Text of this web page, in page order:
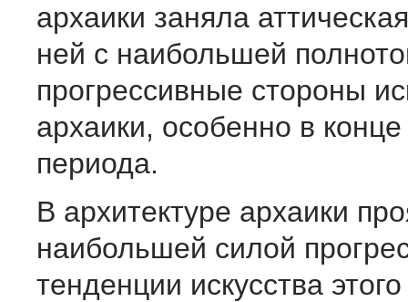
архаики заняла
ней с наибольшей
прогрессивные стороны
архаики, особенно в конце
периода.
В архитектуре архаики
наибольшей силой
тенденции искусства